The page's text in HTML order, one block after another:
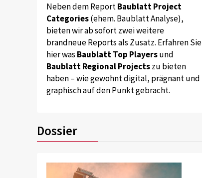
Neben dem ReportBaublatt Project
Categories(ehem. Baublatt Analyse),
bieten wir ab sofort zwei weitere
brandneue Reports als Zusatz. Erfahren Sie
hier was Baublatt Top Playersund
Baublatt Regional Projectszu bieten
haben – wie gewohnt digital, prägnant und
graphisch auf den Punkt gebracht.
Dossier